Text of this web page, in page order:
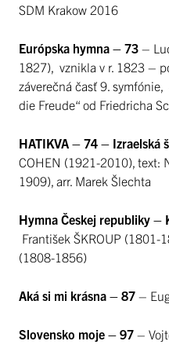
SDM Krakow 2016
Európska hymna – 73 –
1827), vznikla v r. 1823 –
záverečná časť 9.
die Freude“ od Friedricha
HATIKVA – 74 – Izraelská
COHEN (1921-2010), text:
1909), arr. Marek Šlechta
Hymna Českej republiky
František ŠKROUP (1801-
(1808-1856)
Aká si mi krásna – 87 –
Slovensko moje – 97 –